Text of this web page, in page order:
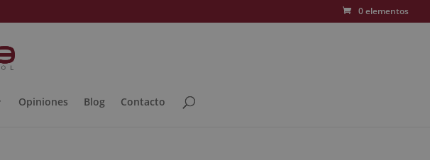
0 elementos
Opiniones Blog Contacto